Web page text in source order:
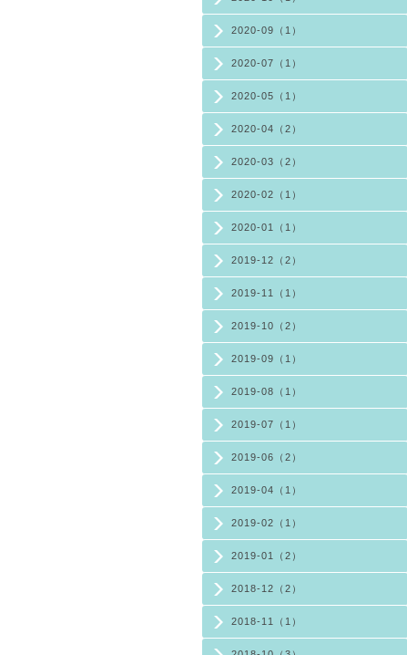
2020-09（1）
2020-07（1）
2020-05（1）
2020-04（2）
2020-03（2）
2020-02（1）
2020-01（1）
2019-12（2）
2019-11（1）
2019-10（2）
2019-09（1）
2019-08（1）
2019-07（1）
2019-06（2）
2019-04（1）
2019-02（1）
2019-01（2）
2018-12（2）
2018-11（1）